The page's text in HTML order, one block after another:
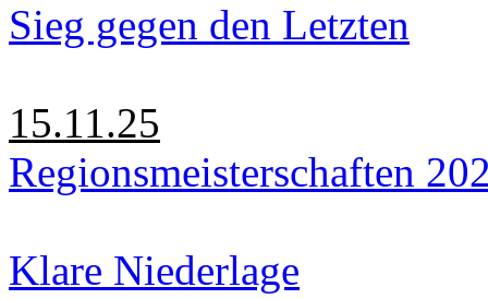
Sieg gegen den Letzten
15.11.25
Regionsmeisterschaften
Klare Niederlage